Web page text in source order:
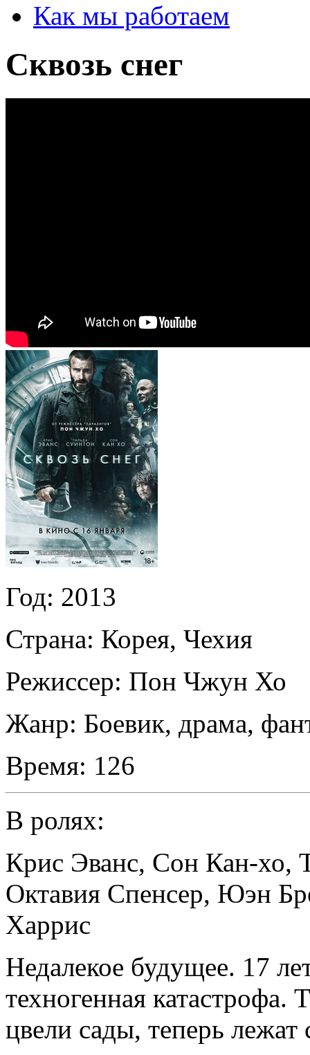
Как мы работаем
Сквозь снег
Год: 2013
Страна: Корея, Чехия
Режиссер: Пон Чжун Хо
Жанр: Боевик, драма,
Время: 126
В ролях:
Крис Эванс, Сон Кан-хо,
Октавия Спенсер, Юэн
Харрис
Недалекое будущее. 17
техногенная катастрофа.
цвели сады, теперь